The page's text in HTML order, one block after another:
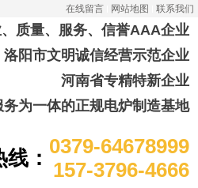
在线留言 网站地图 联系我们
质量、服务、信誉AAA企业
阳市文明诚信经营示范企业
河南省专精特新企业
为一体的正规电炉制造基地
： 0379-64678999
157-3796-4666